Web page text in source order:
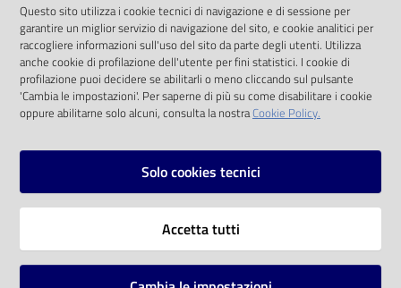
Chiedi al
bibliotecario
Avvisi
solo alle condizioni previste dalla direttiva
comunitaria 2003/98/CE e dal d.lgs. 36/2006
SOCIAL
Instagram
Vai alla pagina
Questo sito utilizza i cookie tecnici di navigazione e di sessione per
garantire un miglior servizio di navigazione del sito, e cookie analitici per
raccogliere informazioni sull'uso del sito da parte degli utenti. Utilizza
anche cookie di profilazione dell'utente per fini statistici. I cookie di
profilazione puoi decidere se abilitarli o meno cliccando sul pulsante
'Cambia le impostazioni'. Per saperne di più su come disabilitare i cookie
oppure abilitarne solo alcuni, consulta la nostraCookie Policy.
Solo cookies tecnici
Accetta tutti